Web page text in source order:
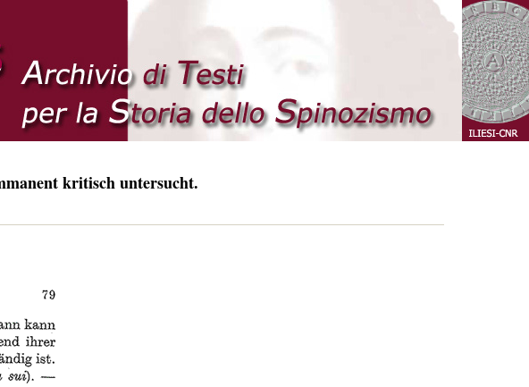
kritisch untersucht.